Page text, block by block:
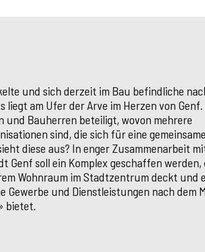
und sich derzeit im Bau befindliche
liegt am Ufer der Arve im Herzen von Genf.
und Bauherren beteiligt, wovon mehrere
sind, die sich für eine
diese aus? In enger Zusammenarbeit
Genf soll ein Komplex geschaffen werden,
Wohnraum im Stadtzentrum deckt und
Gewerbe und Dienstleistungen nach dem
bietet.